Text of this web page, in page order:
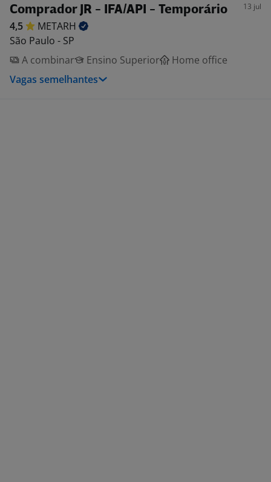
Comprador JR - IFA/API - Temporário 13 jul
4,5
METARH
São Paulo - SP
A combinar
Ensino Superior
Home office
Vagas semelhantes